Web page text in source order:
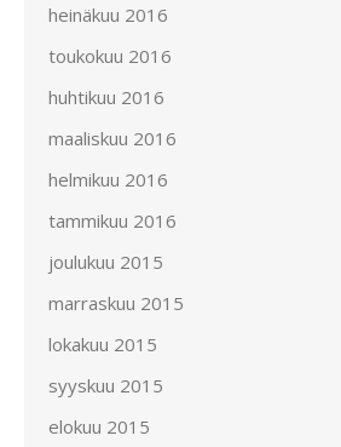
heinäkuu 2016
toukokuu 2016
huhtikuu 2016
maaliskuu 2016
helmikuu 2016
tammikuu 2016
joulukuu 2015
marraskuu 2015
lokakuu 2015
syyskuu 2015
elokuu 2015